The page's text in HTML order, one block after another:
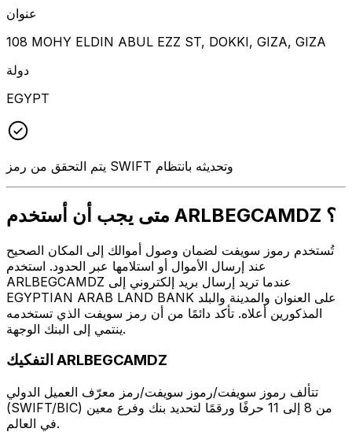
عنوان
108 MOHY ELDIN ABUL EZZ ST, DOKKI, GIZA, GIZA
دولة
EGYPT
يتم التحقق من رمز SWIFT وتحديثه بانتظام
متى يجب أن أستخدم ARLBEGCAMDZ ؟
تُستخدم رموز سويفت لضمان وصول أموالك إلى المكان الصحيح
عند إرسال الأموال أو استلامها عبر الحدود. استخدم
ARLBEGCAMDZ عندما تريد إرسال بريد إلكتروني إلى
EGYPTIAN ARAB LAND BANK على العنوان والمدينة والبلد
المذكورين أعلاه. تأكد دائمًا من أن رمز سويفت الذي تستخدمه
ينتمي إلى البنك الوجهة.
التفكيك ARLBEGCAMDZ
تتألف رموز سويفت/رموز سويفت/رمز معرّف العميل الدولي
(SWIFT/BIC) من 8 إلى 11 حرفًا ورقمًا لتحديد بنك وفرع معين
في العالم.